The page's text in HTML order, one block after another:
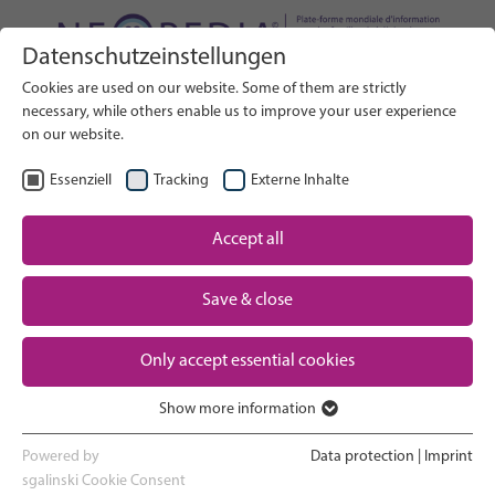
RECHERCHE
FR Sélectionner la langue
Soins néonatals : Vue d'ensemble
La grossesse et l'accouchement
Expérience en service de
néonatalogie
Rentrer à la maison et voir son
nouveau-né grandir
Rechercher sur le site web
Datenschutzeinstellungen
Cookies are used on our website. Some of them are strictly
necessary, while others enable us to improve your user experience
on our website.
Essenziell Tracking Externe Inhalte
Accept all
Save & close
Only accept essential cookies
Essenzielle Cookies werden für grundlegende Funktionen der
Webseite benötigt. Dadurch ist gewährleistet, dass die Webseite
Show more information
Powered by
sgalinski Cookie Consent
Data protection Imprint